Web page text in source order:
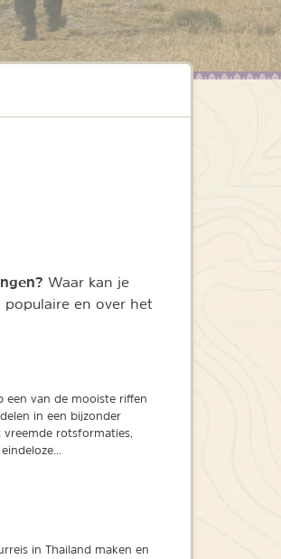
Waar kan je
populaire en over het
een van de mooiste riffen
in een bijzonder
rotsformaties,
in Thailand maken en